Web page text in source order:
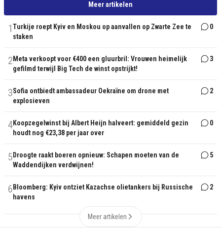
Meer artikelen
1Turkije roept Kyiv en Moskou op aanvallen op Zwarte Zee te
staken
0
2 Meta verkoopt voor €400 een gluurbril: Vrouwen heimelijk
gefilmd terwijl Big Tech de winst opstrijkt!
3
3Sofia ontbiedt ambassadeur Oekraïne om drone met
explosieven
2
4Koopzegelwinst bij Albert Heijn halveert: gemiddeld gezin
houdt nog €23,38 per jaar over
0
5 Droogte raakt boeren opnieuw: Schapen moeten van de
Waddendijken verdwijnen!
5
6 Bloomberg: Kyiv ontziet Kazachse olietankers bij Russische
havens
2
Meer artikelen